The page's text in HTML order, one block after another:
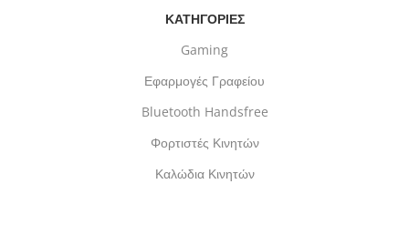
ΚΑΤΗΓΟΡΙΕΣ
Gaming
Εφαρμογές Γραφείου
Bluetooth Handsfree
Φορτιστές Κινητών
Καλώδια Κινητών